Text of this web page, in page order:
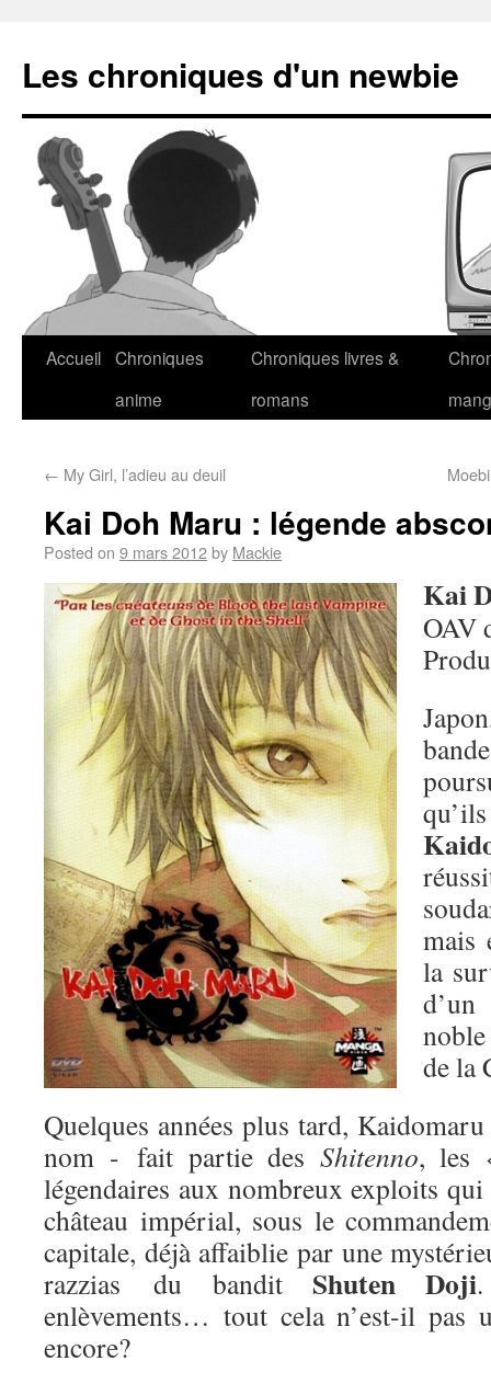
Les chroniques d'un newbie
Accueil Chroniques
anime
Chroniques livres &
romans
← My Girl, l’adieu au deuil
Kai Doh Maru : légende
Posted on 9 mars 2012by Mackie
Kai
OAV
mais
la
de la
Quelques années plus tard,
nom - fait partie des Shitenno, les
légendaires aux nombreux exploits
château impérial, sous le
capitale, déjà affaiblie par une
razzias du bandit Shuten Doji
enlèvements… tout cela n’est-il pas
encore?